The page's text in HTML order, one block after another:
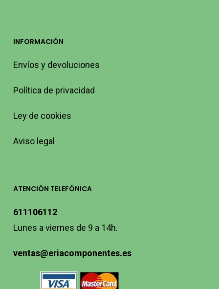
INFORMACIÓN
Envíos y devoluciones
Política de privacidad
Ley de cookies
Aviso legal
ATENCIÓN TELEFÓNICA
611106112
Lunes a viernes de 9 a 14h.
ventas@eriacomponentes.es